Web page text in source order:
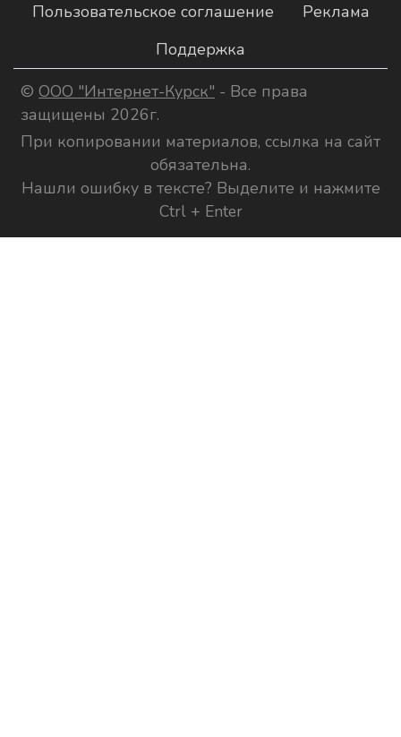
Пользовательское соглашение
Реклама
Поддержка
© ООО "Интернет-Курск" - Все права
защищены 2026г.
При копировании материалов, ссылка на сайт
обязательна.
Нашли ошибку в тексте? Выделите и нажмите
Ctrl + Enter